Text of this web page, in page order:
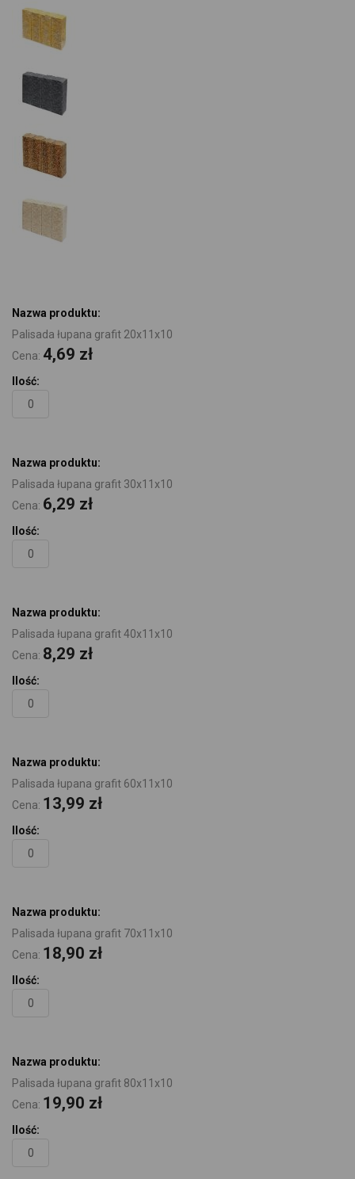
produktów
grupowanych
Palisada łupana grafit 20x11x10
Cena: 4,69 zł
Palisada łupana grafit 30x11x10
Cena: 6,29 zł
Palisada łupana grafit 40x11x10
Cena: 8,29 zł
Palisada łupana grafit 60x11x10
Cena: 13,99 zł
Palisada łupana grafit 70x11x10
Cena: 18,90 zł
Palisada łupana grafit 80x11x10
Cena: 19,90 zł